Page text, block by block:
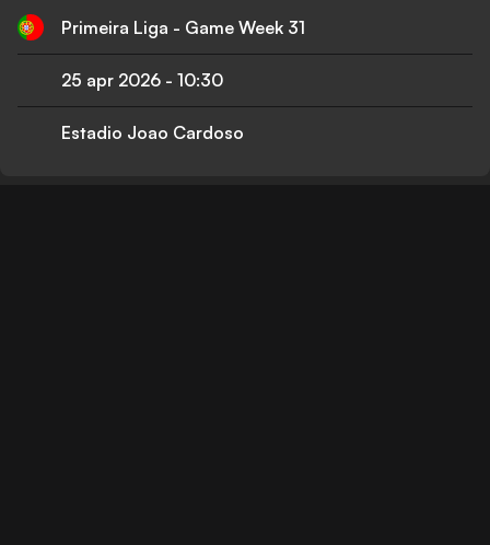
Primeira Liga - Game Week 31
25 apr 2026 - 10:30
Estadio Joao Cardoso